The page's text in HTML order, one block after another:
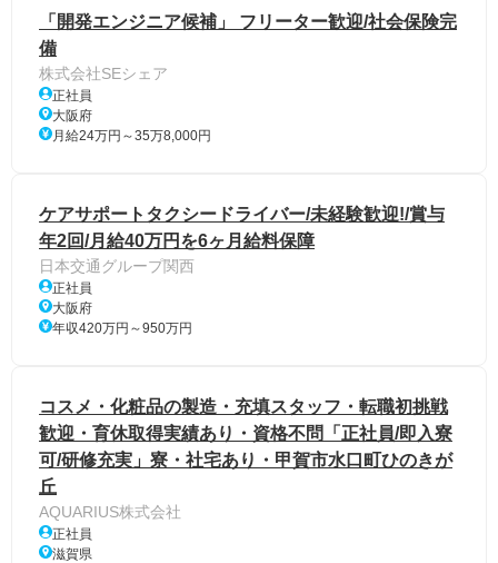
「開発エンジニア候補」 フリーター歓迎/社会保険完
備
株式会社SEシェア
正社員
大阪府
月給24万円～35万8,000円
ケアサポートタクシードライバー/未経験歓迎!/賞与
年2回/月給40万円を6ヶ月給料保障
日本交通グループ関西
正社員
大阪府
年収420万円～950万円
コスメ・化粧品の製造・充填スタッフ・転職初挑戦
歓迎・育休取得実績あり・資格不問「正社員/即入寮
可/研修充実」寮・社宅あり・甲賀市水口町ひのきが
丘
AQUARIUS株式会社
正社員
滋賀県